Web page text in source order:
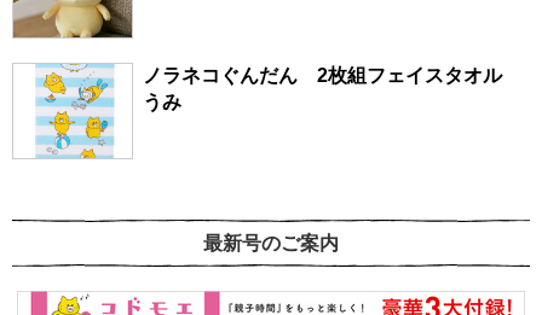
ノラネコぐんだん 2枚組フェイスタオル
うみ
最新号のご案内